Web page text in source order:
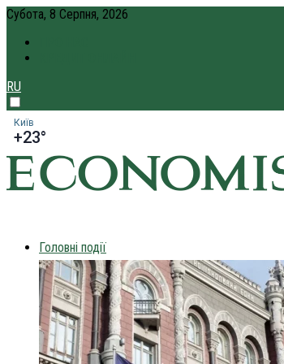
Субота, 8 Серпня, 2026
RU
Київ
+23°
Головні події